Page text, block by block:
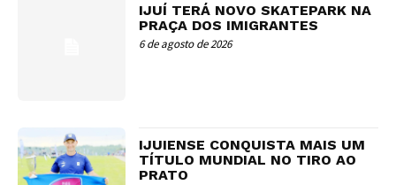
IJUÍ TERÁ NOVO SKATEPARK NA
PRAÇA DOS IMIGRANTES
6 de agosto de 2026
IJUIENSE CONQUISTA MAIS UM
TÍTULO MUNDIAL NO TIRO AO
PRATO